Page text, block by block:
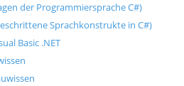
der Programmiersprache C#)
Sprachkonstrukte in C#)
Basic .NET